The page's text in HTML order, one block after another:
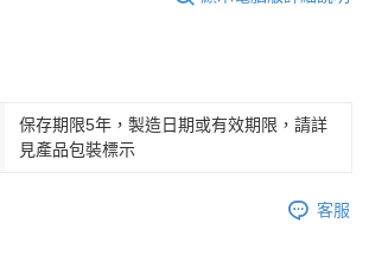
保存期限5年，製造日期或有效期限，請詳
見產品包裝標示
客服